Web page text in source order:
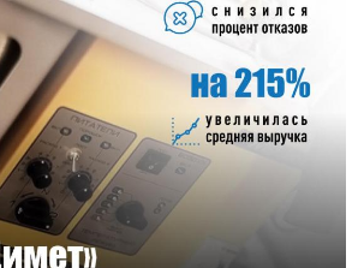
Смотреть проект